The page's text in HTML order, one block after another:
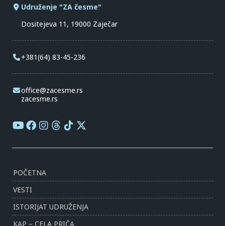
Udruženje "ZA česme"
Dositejeva 11, 19000 Zaječar
+381(64) 83-45-236
office@zacesme.rs
zacesme.rs
POČETNA
VESTI
ISTORIJAT UDRUŽENJA
KAP – CELA PRIČA